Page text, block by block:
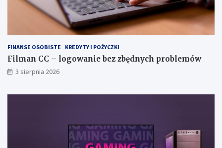
FINANSE OSOBISTE KREDYTY I POŻYCZKI
Filman CC – logowanie bez zbędnych problemów
3 sierpnia 2026